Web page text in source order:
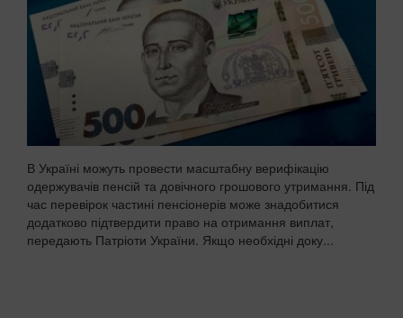
В Україні можуть провести масштабну верифікацію
одержувачів пенсій та довічного грошового утримання. Під
час перевірок частині пенсіонерів може знадобитися
додатково підтвердити право на отримання виплат,
передають Патріоти України. Якщо необхідні доку...